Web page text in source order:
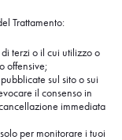
Trattamento:
terzi o il cui utilizzo o
offensive;
sul sito o sui
il consenso in
immediata
per monitorare i tuoi